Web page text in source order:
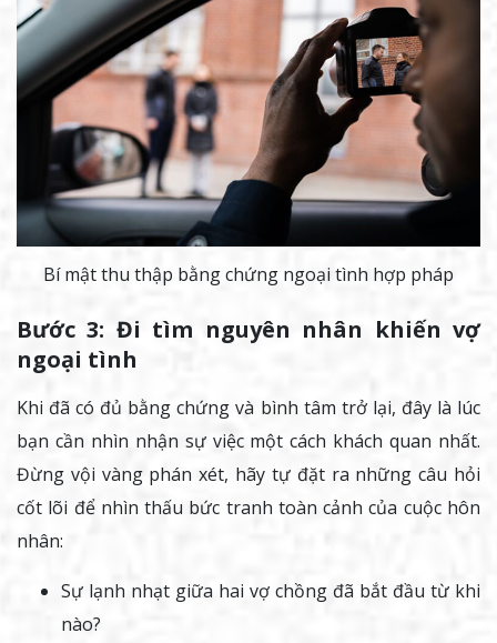
Bí mật thu thập bằng chứng ngoại tình hợp pháp
Bước 3: Đi tìm nguyên nhân khiến vợ
ngoại tình
Khi đã có đủ bằng chứng và bình tâm trở lại, đây là lúc
bạn cần nhìn nhận sự việc một cách khách quan nhất.
Đừng vội vàng phán xét, hãy tự đặt ra những câu hỏi
cốt lõi để nhìn thấu bức tranh toàn cảnh của cuộc hôn
nhân:
Sự lạnh nhạt giữa hai vợ chồng đã bắt đầu từ khi
nào?